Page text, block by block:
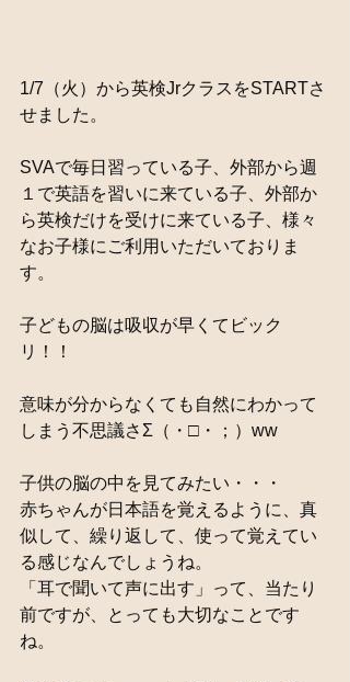
1/7（火）から英検JrクラスをSTARTさ
せました。
SVAで毎日習っている子、外部から週
１で英語を習いに来ている子、外部か
ら英検だけを受けに来ている子、様々
なお子様にご利用いただいておりま
す。
子どもの脳は吸収が早くてビック
リ！！
意味が分からなくても自然にわかって
しまう不思議さΣ（・□・；）ww
子供の脳の中を見てみたい・・・
赤ちゃんが日本語を覚えるように、真
似して、繰り返して、使って覚えてい
る感じなんでしょうね。
「耳で聞いて声に出す」って、当たり
前ですが、とっても大切なことです
ね。